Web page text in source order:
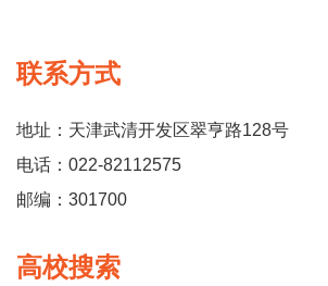
联系方式
地址：天津武清开发区翠亨路128号
电话：022-82112575
邮编：301700
高校搜索